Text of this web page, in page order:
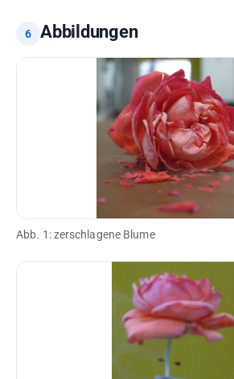
Abbildungen
Abb. 1: zerschlagene Blume